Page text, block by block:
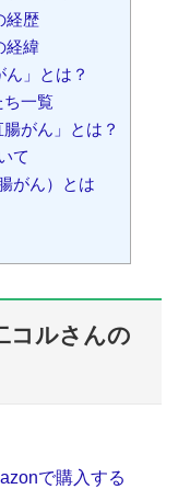
経歴
経緯
」とは？
ち一覧
がん」とは？
て
がん）とは
コルさんの
で購入する